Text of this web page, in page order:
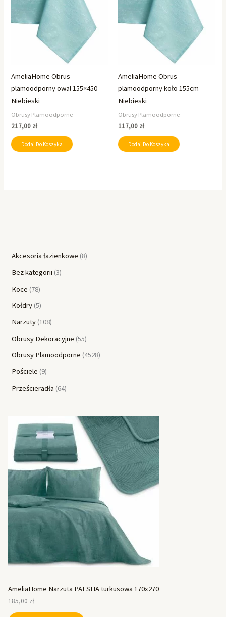
Akcesoria łazienkowe 8
Bez kategorii 3
Koce 78
Kołdry 5
Narzuty 108
Obrusy Dekoracyjne 55
Obrusy Plamoodporne 4528
Pościele 9
Prześcieradła 64
AmeliaHome Narzuta PALSHA turkusowa 170x270
185,00 zł
AmeliaHome Obrus
plamoodporny owal 155×450
Niebieski
Obrusy Plamoodporne
217,00 zł
Dodaj Do Koszyka
AmeliaHome Obrus
plamoodporny koło 155cm
Niebieski
Obrusy Plamoodporne
117,00 zł
Dodaj Do Koszyka